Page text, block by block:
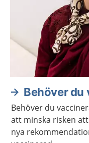
Behöver du
Behöver du
att minska risken
nya